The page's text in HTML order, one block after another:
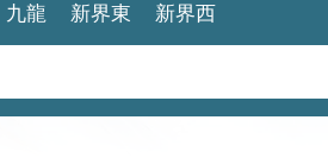
九龍 新界東 新界西